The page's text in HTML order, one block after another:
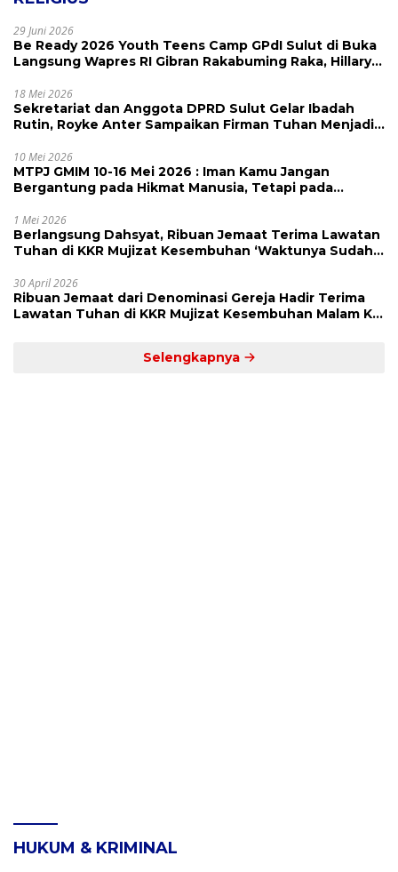
29 Juni 2026
Be Ready 2026 Youth Teens Camp GPdI Sulut di Buka
Langsung Wapres RI Gibran Rakabuming Raka, Hillary
18 Mei 2026
Sekretariat dan Anggota DPRD Sulut Gelar Ibadah
Rutin, Royke Anter Sampaikan Firman Tuhan Menjadi
10 Mei 2026
MTPJ GMIM 10-16 Mei 2026 : Iman Kamu Jangan
Bergantung pada Hikmat Manusia, Tetapi pada
1 Mei 2026
Berlangsung Dahsyat, Ribuan Jemaat Terima Lawatan
Tuhan di KKR Mujizat Kesembuhan ‘Waktunya Sudah
30 April 2026
Ribuan Jemaat dari Denominasi Gereja Hadir Terima
Lawatan Tuhan di KKR Mujizat Kesembuhan Malam Ke
Selengkapnya
HUKUM & KRIMINAL